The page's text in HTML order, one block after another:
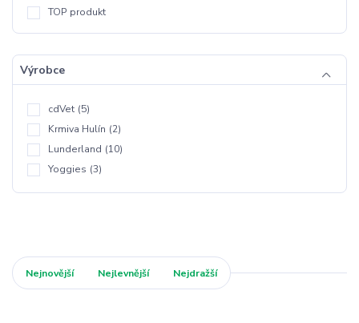
TOP produkt
Výrobce
cdVet (5)
Krmiva Hulín (2)
Lunderland (10)
Yoggies (3)
Nejnovější Nejlevnější Nejdražší